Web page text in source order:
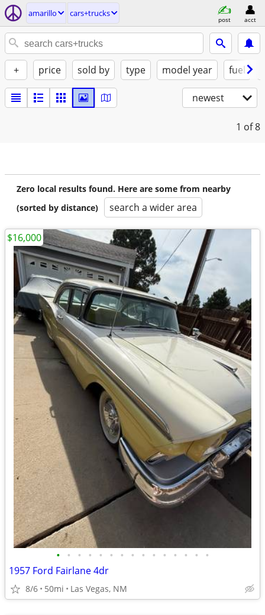
amarillo cars+trucks
post acct
+ price sold by type model year fuel
newest
1 of 8
Zero local results found. Here are some from nearby
(sorted by distance)
search a wider area
• • • • • • • • • • • • • • •
1957 Ford Fairlane 4dr
8/6 50mi Las Vegas, NM
$16,000